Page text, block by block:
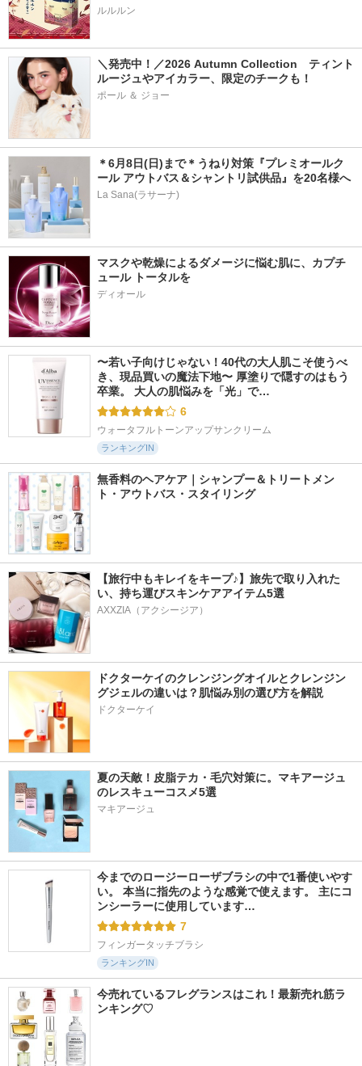
＼発売中！／2026 Autumn Collection　ティント
ルージュやアイカラー、限定のチークも！
ポール ＆ ジョー
＊6月8日(日)まで＊うねり対策『プレミオールク
ール アウトバス＆シャントリ試供品』を20名様へ
La Sana(ラサーナ)
マスクや乾燥によるダメージに悩む肌に、カプチ
ュール トータルを
ディオール
〜若い子向けじゃない！40代の大人肌こそ使うべ
き、現品買いの魔法下地〜 厚塗りで隠すのはもう
卒業。 大人の肌悩みを「光」で…
6
ウォータフルトーンアップサンクリーム
ランキングIN
無香料のヘアケア｜シャンプー＆トリートメン
ト・アウトバス・スタイリング
【旅行中もキレイをキープ♪】旅先で取り入れた
い、持ち運びスキンケアアイテム5選
AXXZIA（アクシージア）
ドクターケイのクレンジングオイルとクレンジン
グジェルの違いは？肌悩み別の選び方を解説
ドクターケイ
夏の天敵！皮脂テカ・毛穴対策に。マキアージュ
のレスキューコスメ5選
マキアージュ
今までのロージーローザブラシの中で1番使いやす
い。 本当に指先のような感覚で使えます。 主にコ
ンシーラーに使用しています…
7
フィンガータッチブラシ
ランキングIN
今売れているフレグランスはこれ！最新売れ筋ラ
ンキング♡